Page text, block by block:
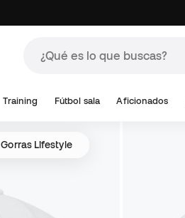
Training Fútbol sala Aficionados
Gorras Lifestyle